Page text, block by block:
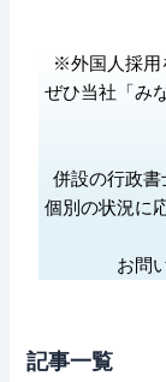
※外国人採用
ぜひ当社「み
併設の行政書
個別の状況に
お問
記事一覧